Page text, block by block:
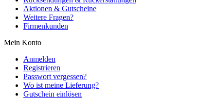
Aktionen & Gutscheine
Weitere Fragen?
Firmenkunden
Mein Konto
Anmelden
Registrieren
Passwort vergessen?
Wo ist meine Lieferung?
Gutschein einlösen